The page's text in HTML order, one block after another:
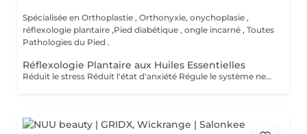
Spécialisée en Orthoplastie , Orthonyxie, onychoplasie ,
réflexologie plantaire ,Pied diabétique , ongle incarné , Toutes
Pathologies du Pied .
Réflexologie Plantaire aux Huiles Essentielles
Réduit le stress Réduit l'état d'anxiété Régule le système nerveux et hormonal Soulagé les tensions Soulagé la douleur Active la circulation sanguine et lymphatique Aide à la récupération post opératoire Revitalisé les énergies Aide à l'élimination des toxines, toxiques et cristaux d'acide urique Favorise la relaxation général Améliorer la qualité du sommeil Améliorer le système immunitaire